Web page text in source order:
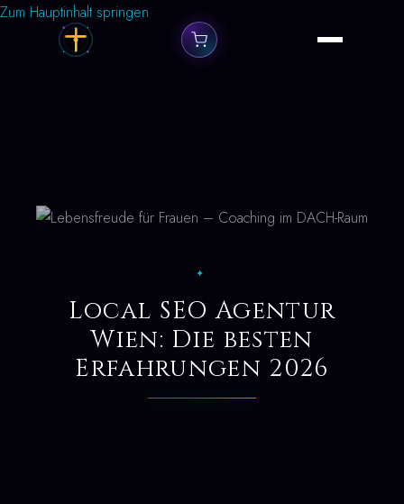
Zum Hauptinhalt springen
✦
Local SEO Agentur
Wien: Die besten
Erfahrungen 2026